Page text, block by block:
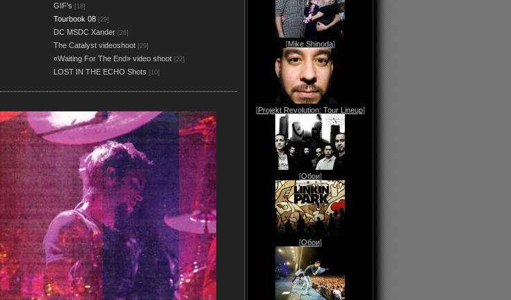
GIF's [18]
Tourbook 08 [29]
DC MSDC Xander [26]
The Catalyst videoshoot [29]
«Waiting For The End» video shoot [22]
LOST IN THE ECHO Shots [10]
[Mike Shinoda]
[Projekt Revolution: Tour Lineup]
[Обои]
[Обои]